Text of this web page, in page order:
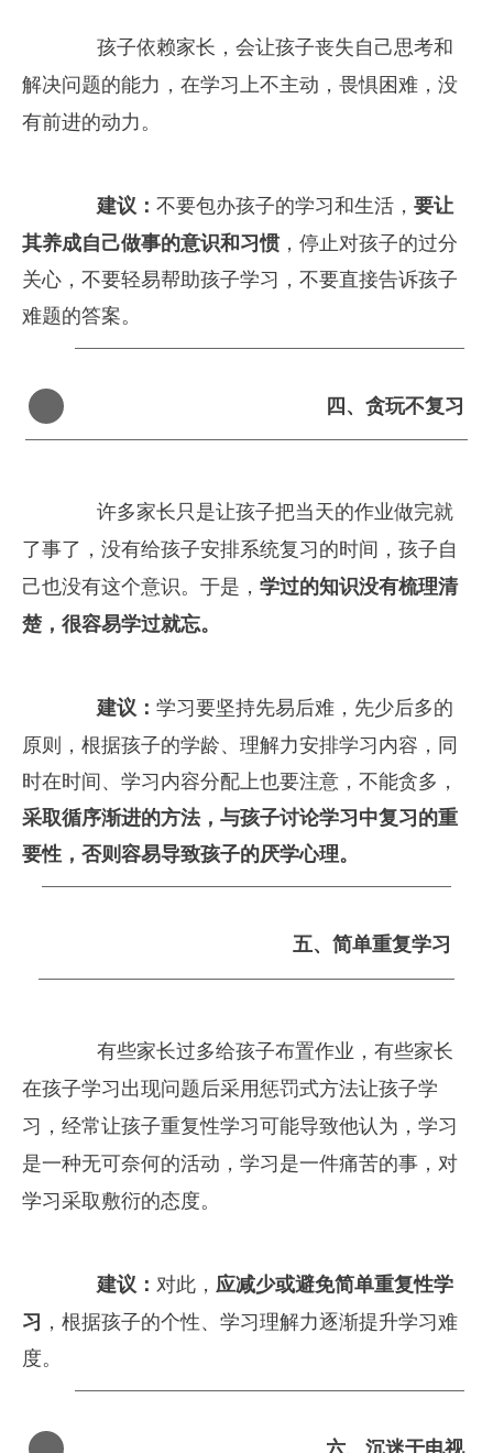
孩子依赖家长，会让孩子丧失自己思考和
解决问题的能力，在学习上不主动，畏惧困难，没
有前进的动力。
建议： 不要包办孩子的学习和生活， 要让
其养成自己做事的意识和习惯，停止对孩子的过分
关心，不要轻易帮助孩子学习，不要直接告诉孩子
难题的答案。
四、贪玩不复习
许多家长只是让孩子把当天的作业做完就
了事了，没有给孩子安排系统复习的时间，孩子自
己也没有这个意识。于是， 学过的知识没有梳理清
楚，很容易学过就忘。
建议： 学习要坚持先易后难，先少后多的
原则，根据孩子的学龄、理解力安排学习内容，同
时在时间、学习内容分配上也要注意，不能贪多，
采取循序渐进的方法，与孩子讨论学习中复习的重
要性，否则容易导致孩子的厌学心理。
五、 简单重复学习
有些家长过多给孩子布置作业，有些家长
在孩子学习出现问题后采用惩罚式方法让孩子学
习，经常让孩子重复性学习可能导致他认为，学习
是一种无可奈何的活动，学习是一件痛苦的事，对
学习采取敷衍的态度。
建议： 对此， 应减少或避免简单重复性学
习 ，根据孩子的个性、学习理解力逐渐提升学习难
度。
六、沉迷于电视